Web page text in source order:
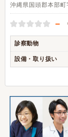
沖縄県国頭郡本部町
－
診察動物
設備・取り扱い